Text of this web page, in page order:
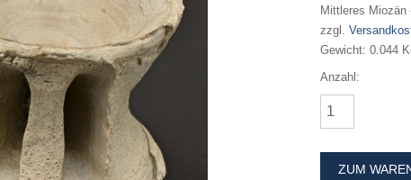
Mittleres Miozän
zzgl.
Gewicht: 0.044
Anzahl:
ZUM